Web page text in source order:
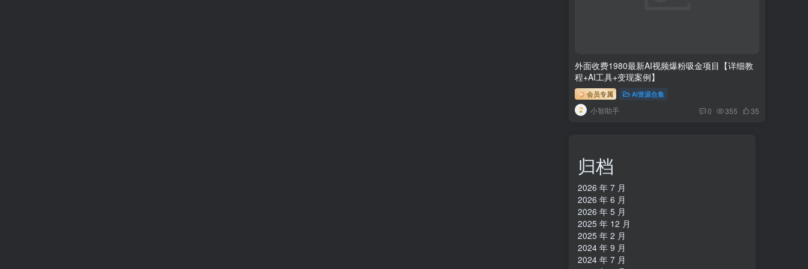
外面收费1980最新AI视频爆粉吸金项目【详细教
程+AI工具+变现案例】
会员专属 AI资源合集
小智助手 0 355 35
归档
2026 年 7 月
2026 年 6 月
2026 年 5 月
2025 年 12 月
2025 年 2 月
2024 年 9 月
2024 年 7 月